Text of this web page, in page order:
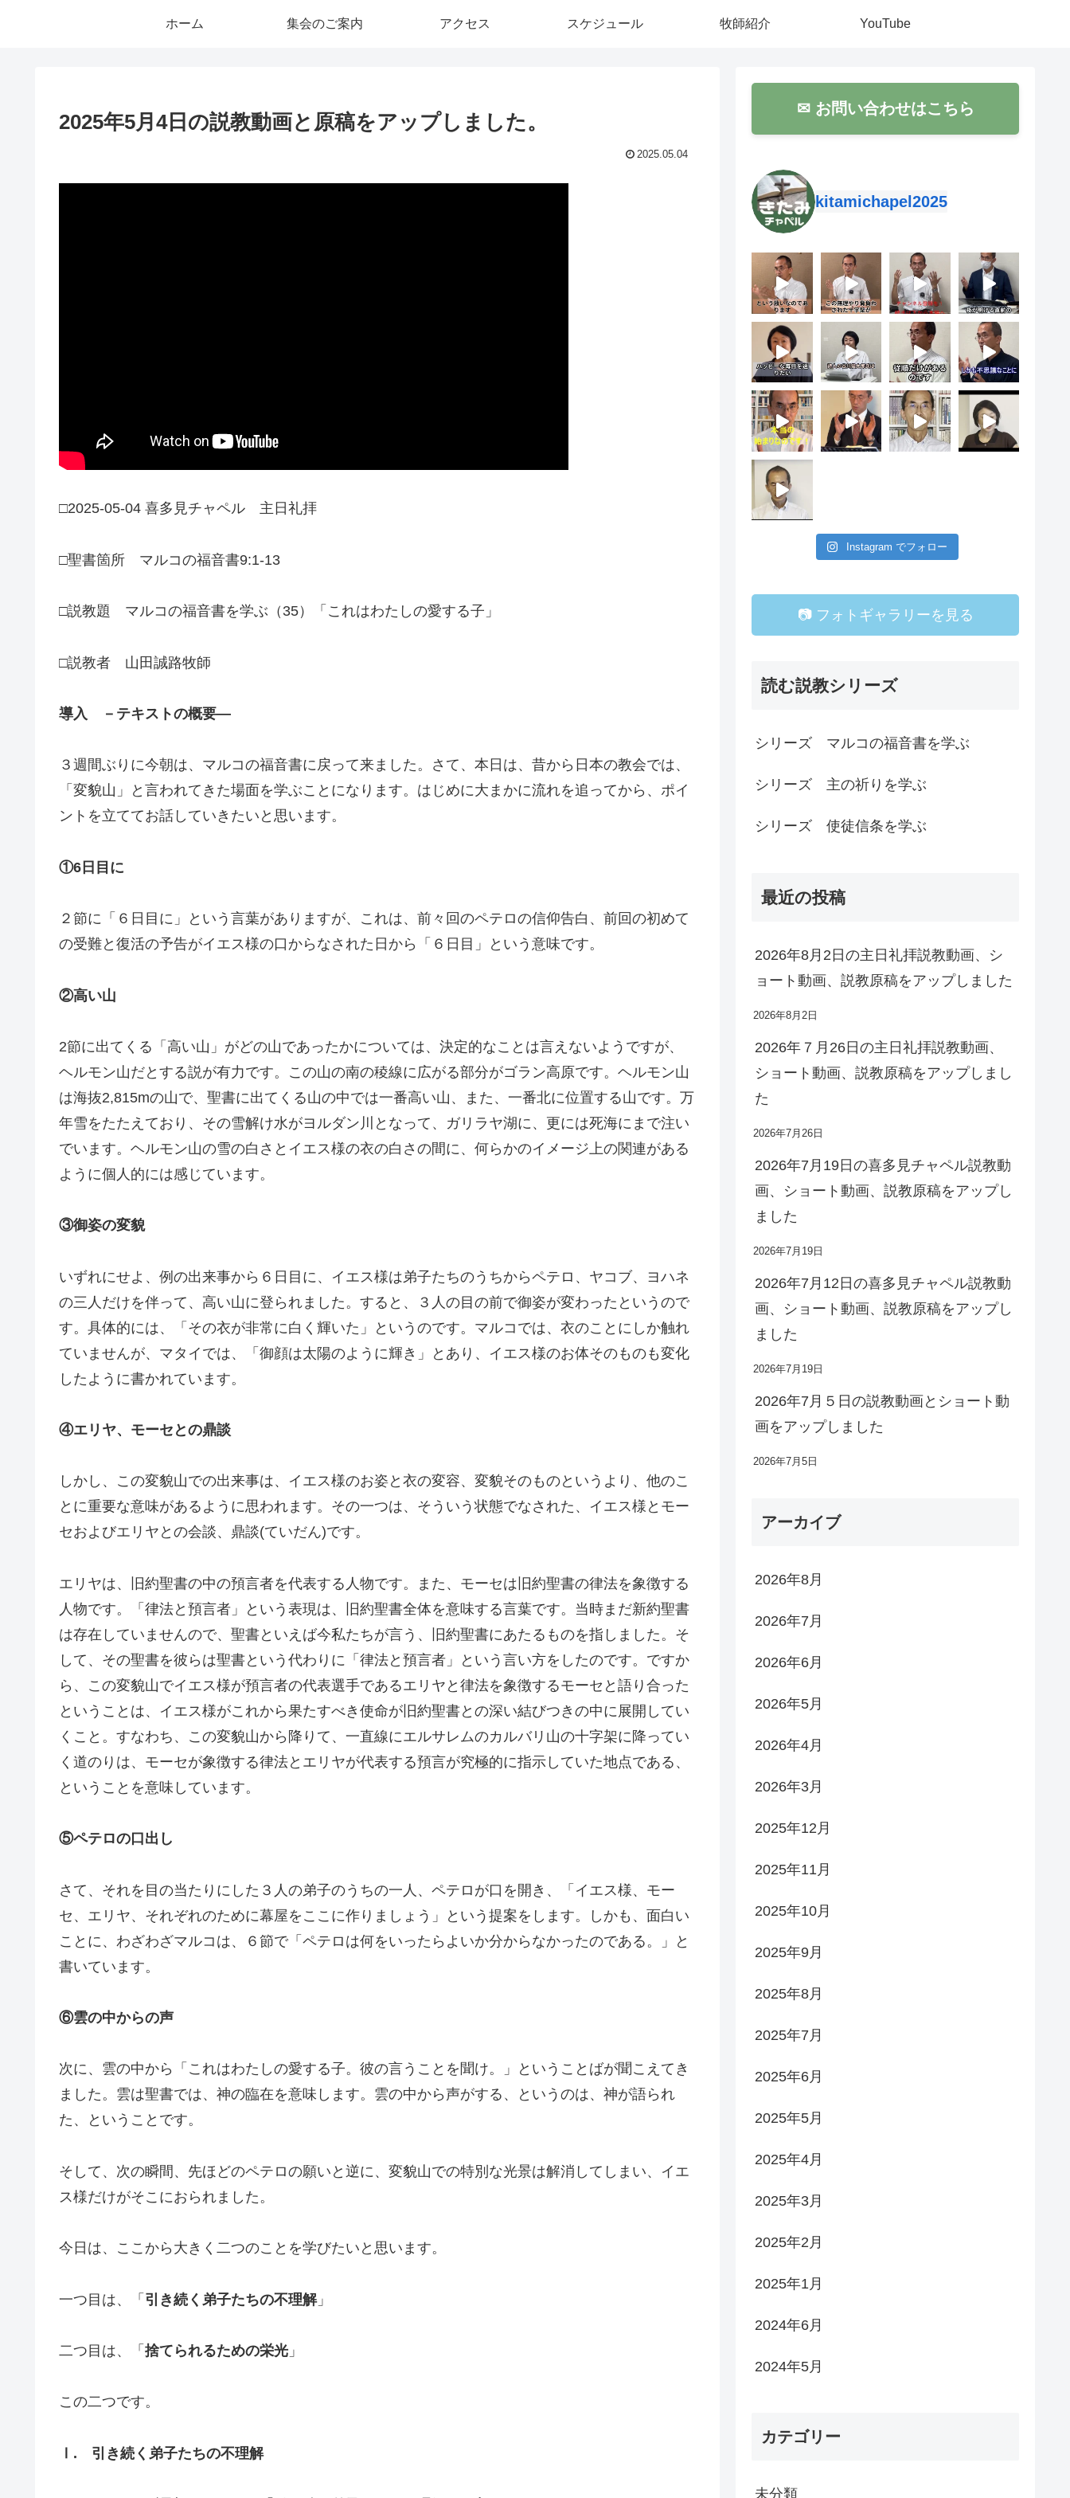
ホーム 集会のご案内 アクセス スケジュール 牧師紹介 YouTube
2025年5月4日の説教動画と原稿をアップしました。
2025.05.04
□2025-05-04 喜多見チャペル 主日礼拝
□聖書箇所 マルコの福音書9:1-13
□説教題 マルコの福音書を学ぶ（35）「これはわたしの愛する子」
□説教者 山田誠路牧師
導入 －テキストの概要―
３週間ぶりに今朝は、マルコの福音書に戻って来ました。さて、本日は、昔から日本の教会では、
「変貌山」と言われてきた場面を学ぶことになります。はじめに大まかに流れを追ってから、ポイ
ントを立ててお話していきたいと思います。
①6日目に
２節に「６日目に」という言葉がありますが、これは、前々回のペテロの信仰告白、前回の初めて
の受難と復活の予告がイエス様の口からなされた日から「６日目」という意味です。
②高い山
2節に出てくる「高い山」がどの山であったかについては、決定的なことは言えないようですが、
ヘルモン山だとする説が有力です。この山の南の稜線に広がる部分がゴラン高原です。ヘルモン山
は海抜2,815mの山で、聖書に出てくる山の中では一番高い山、また、一番北に位置する山です。万
年雪をたたえており、その雪解け水がヨルダン川となって、ガリラヤ湖に、更には死海にまで注い
でいます。ヘルモン山の雪の白さとイエス様の衣の白さの間に、何らかのイメージ上の関連がある
ように個人的には感じています。
③御姿の変貌
いずれにせよ、例の出来事から６日目に、イエス様は弟子たちのうちからペテロ、ヤコブ、ヨハネ
の三人だけを伴って、高い山に登られました。すると、３人の目の前で御姿が変わったというので
す。具体的には、「その衣が非常に白く輝いた」というのです。マルコでは、衣のことにしか触れ
ていませんが、マタイでは、「御顔は太陽のように輝き」とあり、イエス様のお体そのものも変化
したように書かれています。
④エリヤ、モーセとの鼎談
しかし、この変貌山での出来事は、イエス様のお姿と衣の変容、変貌そのものというより、他のこ
とに重要な意味があるように思われます。その一つは、そういう状態でなされた、イエス様とモー
セおよびエリヤとの会談、鼎談(ていだん)です。
エリヤは、旧約聖書の中の預言者を代表する人物です。また、モーセは旧約聖書の律法を象徴する
人物です。「律法と預言者」という表現は、旧約聖書全体を意味する言葉です。当時まだ新約聖書
は存在していませんので、聖書といえば今私たちが言う、旧約聖書にあたるものを指しました。そ
して、その聖書を彼らは聖書という代わりに「律法と預言者」という言い方をしたのです。ですか
ら、この変貌山でイエス様が預言者の代表選手であるエリヤと律法を象徴するモーセと語り合った
ということは、イエス様がこれから果たすべき使命が旧約聖書との深い結びつきの中に展開してい
くこと。すなわち、この変貌山から降りて、一直線にエルサレムのカルバリ山の十字架に降ってい
く道のりは、モーセが象徴する律法とエリヤが代表する預言が究極的に指示していた地点である、
ということを意味しています。
⑤ペテロの口出し
さて、それを目の当たりにした３人の弟子のうちの一人、ペテロが口を開き、「イエス様、モー
セ、エリヤ、それぞれのために幕屋をここに作りましょう」という提案をします。しかも、面白い
ことに、わざわざマルコは、６節で「ペテロは何をいったらよいか分からなかったのである。」と
書いています。
⑥雲の中からの声
次に、雲の中から「これはわたしの愛する子。彼の言うことを聞け。」ということばが聞こえてき
ました。雲は聖書では、神の臨在を意味します。雲の中から声がする、というのは、神が語られ
た、ということです。
そして、次の瞬間、先ほどのペテロの願いと逆に、変貌山での特別な光景は解消してしまい、イエ
ス様だけがそこにおられました。
今日は、ここから大きく二つのことを学びたいと思います。
一つ目は、「 引き続く弟子たちの不理解」
二つ目は、「 捨てられるための栄光 」
この二つです。
Ⅰ. 引き続く弟子たちの不理解
✉ お問い合わせはこちら
kitamichapel2025
Instagram でフォロー
📷 フォトギャラリーを見る
読む説教シリーズ
シリーズ マルコの福音書を学ぶ
シリーズ 主の祈りを学ぶ
シリーズ 使徒信条を学ぶ
最近の投稿
2026年8月2日の主日礼拝説教動画、シ
ョート動画、説教原稿をアップしました
2026年8月2日
2026年７月26日の主日礼拝説教動画、
ショート動画、説教原稿をアップしまし
た
2026年7月26日
2026年7月19日の喜多見チャペル説教動
画、ショート動画、説教原稿をアップし
ました
2026年7月19日
2026年7月12日の喜多見チャペル説教動
画、ショート動画、説教原稿をアップし
ました
2026年7月19日
2026年7月５日の説教動画とショート動
画をアップしました
2026年7月5日
アーカイブ
2026年8月
2026年7月
2026年6月
2026年5月
2026年4月
2026年3月
2025年12月
2025年11月
2025年10月
2025年9月
2025年8月
2025年7月
2025年6月
2025年5月
2025年4月
2025年3月
2025年2月
2025年1月
2024年6月
2024年5月
カテゴリー
未分類